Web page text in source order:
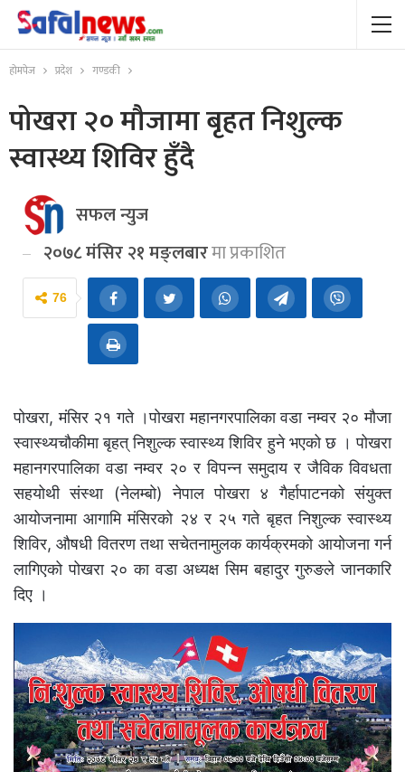
होमपेज प्रदेश गण्डकी
पोखरा २० मौजामा बृहत निशुल्क
स्वास्थ्य शिविर हुँदै
सफल न्युज
२०७८ मंसिर २१ मङ्लबारमा प्रकाशित
76
पोखरा, मंसिर २१ गते ।पोखरा महानगरपालिका वडा नम्वर २० मौजा
स्वास्थ्यचौकीमा बृहत् निशुल्क स्वास्थ्य शिविर हुने भएको छ । पोखरा
महानगरपालिका वडा नम्वर २० र विपन्न समुदाय र जैविक विवधता
सहयोथी संस्था (नेलम्बो) नेपाल पोखरा ४ गैर्हापाटनको संयुक्त
आयोजनामा आगामि मंसिरको २४ र २५ गते बृहत निशुल्क स्वास्थ्य
शिविर, औषधी वितरण तथा सचेतनामुलक कार्यक्रमको आयोजना गर्न
लागिएको पोखरा २० का वडा अध्यक्ष सिम बहादुर गुरुङले जानकारि
दिए ।